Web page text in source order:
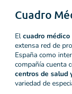
Cuadro
El cuadro médico
extensa red de
España como
compañía cuenta
centros de salud
variedad de